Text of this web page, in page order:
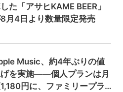
た「アサヒKAME BEER」
月4日より数量限定発売
Music、約4年ぶりの値
を実施——個人プランは月
円に、ファミリープラ